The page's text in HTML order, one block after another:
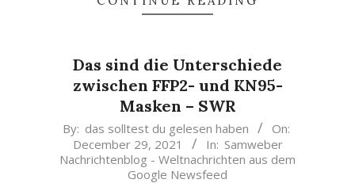
Das sind die Unterschiede
zwischen FFP2- und KN95-
Masken – SWR
2021-
29
By: das solltest du gelesen haben
On:
December 29, 2021
In: Samweber
Nachrichtenblog - Weltnachrichten aus dem
Google Newsfeed